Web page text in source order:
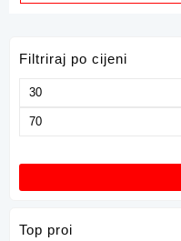
Filtriraj po cijeni
Minimalna
Maksimalna
Top proi